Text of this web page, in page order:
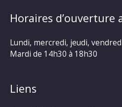
Horaires d’ouverture
Lundi, mercredi, jeudi,
Mardi de 14h30 à 18h30
Liens